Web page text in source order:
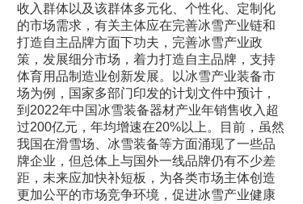
收入群体以及该群体多元化、个性化、定制化
的市场需求，有关主体应在完善冰雪产业链和
打造自主品牌方面下功夫，完善冰雪产业政
策，发展细分市场，着力打造自主品牌，支持
体育用品制造业创新发展。以冰雪产业装备市
场为例，国家多部门印发的计划文件中预计，
到2022年中国冰雪装备器材产业年销售收入超
过200亿元，年均增速在20%以上。目前，虽然
我国在滑雪场、冰雪装备等方面涌现了一些品
牌企业，但总体上与国外一线品牌仍有不少差
距，未来应加快补短板，为各类市场主体创造
更加公平的市场竞争环境，促进冰雪产业健康